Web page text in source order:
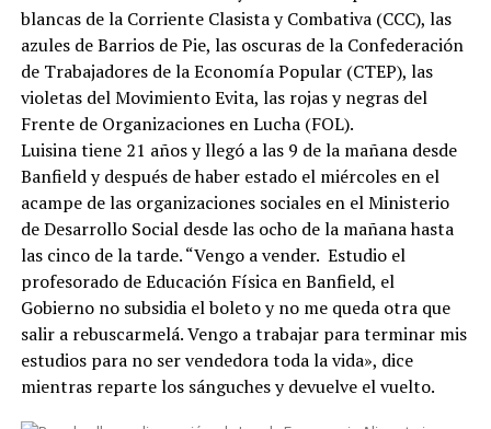
blancas de la Corriente Clasista y Combativa (CCC), las
azules de Barrios de Pie, las oscuras de la Confederación
de Trabajadores de la Economía Popular (CTEP), las
violetas del Movimiento Evita, las rojas y negras del
Frente de Organizaciones en Lucha (FOL).
Luisina tiene 21 años y llegó a las 9 de la mañana desde
Banfield y después de haber estado el miércoles en el
acampe de las organizaciones sociales en el Ministerio
de Desarrollo Social desde las ocho de la mañana hasta
las cinco de la tarde. “Vengo a vender. Estudio el
profesorado de Educación Física en Banfield, el
Gobierno no subsidia el boleto y no me queda otra que
salir a rebuscarmelá. Vengo a trabajar para terminar mis
estudios para no ser vendedora toda la vida», dice
mientras reparte los sánguches y devuelve el vuelto.